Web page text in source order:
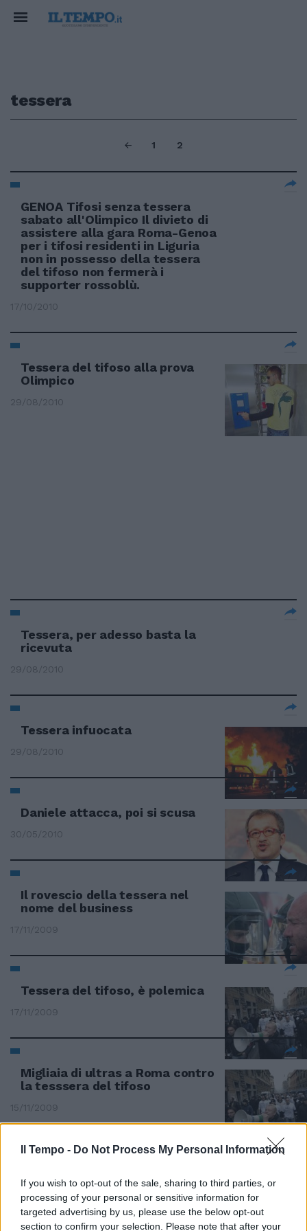
Il Tempo - Do Not Process My Personal Information
If you wish to opt-out of the sale, sharing to third parties, or
processing of your personal or sensitive information for
targeted advertising by us, please use the below opt-out
section to confirm your selection. Please note that after your
tessera
1 2
GENOA Tifosi senza tessera
sabato all'Olimpico Il divieto di
assistere alla gara Roma-Genoa
per i tifosi residenti in Liguria
non in possesso della tessera
del tifoso non fermerà i
supporter rossoblù.
17/10/2010
Tessera del tifoso alla prova
Olimpico
29/08/2010
Tessera, per adesso basta la
ricevuta
29/08/2010
Tessera infuocata
29/08/2010
Daniele attacca, poi si scusa
30/05/2010
Il rovescio della tessera nel
nome del business
17/11/2009
Tessera del tifoso, è polemica
17/11/2009
Migliaia di ultras a Roma contro
la tesssera del tifoso
15/11/2009
contro la tessera del tifoso
15/11/2009